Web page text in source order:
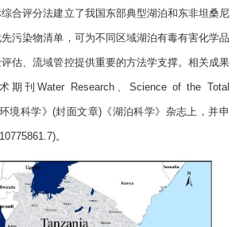
合评分法建立了我国东部典型湖泊和东非坦桑尼
污染物清单，可为不同区域湖泊有毒有害化学品
估、流域管控提供重要的方法学支撑。相关成果
刊Water Research、Science of the Total
境科学》(封面文章)《湖泊科学》杂志上，并申
。